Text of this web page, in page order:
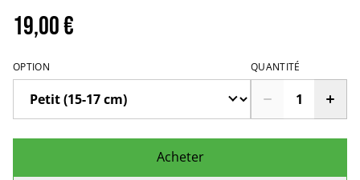
19,00 €
OPTION QUANTITÉ
Acheter